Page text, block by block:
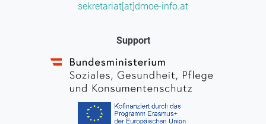
sekretariat[at]dmoe-info.at
Support